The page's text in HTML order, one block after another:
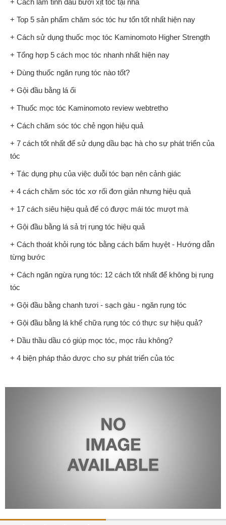
+ Cách làm tinh dầu bưởi xịt tóc tại nhà
+ Top 5 sản phẩm chăm sóc tóc hư tổn tốt nhất hiện nay
+ Cách sử dụng thuốc mọc tóc Kaminomoto Higher Strength
+ Tổng hợp 5 cách mọc tóc nhanh nhất hiện nay
+ Dùng thuốc ngăn rụng tóc nào tốt?
+ Gội đầu bằng lá ổi
+ Thuốc mọc tóc Kaminomoto review webtretho
+ Cách chăm sóc tóc chẻ ngọn hiệu quả
+ 7 cách tốt nhất để sử dụng dầu bạc hà cho sự phát triển của
tóc
+ Tác dụng phụ của việc duỗi tóc bạn nên cảnh giác
+ 4 cách chăm sóc tóc xơ rối đơn giản nhưng hiệu quả
+ 17 cách siêu hiệu quả để có được mái tóc mượt mà
+ Gội đầu bằng lá sả trị rụng tóc hiệu quả
+ Cách thoát khỏi rụng tóc bằng cách bấm huyệt - Hướng dẫn
từng bước
+ Cách ngăn ngừa rụng tóc: 12 cách tốt nhất để không bị rụng
tóc
+ Gội đầu bằng chanh tươi - sạch gàu - ngăn rụng tóc
+ Gội đầu bằng lá khế chữa rụng tóc có thực sự hiệu quả?
+ Dầu thầu dầu có giúp mọc tóc, mọc râu không?
+ 4 biện pháp thảo dược cho sự phát triển của tóc